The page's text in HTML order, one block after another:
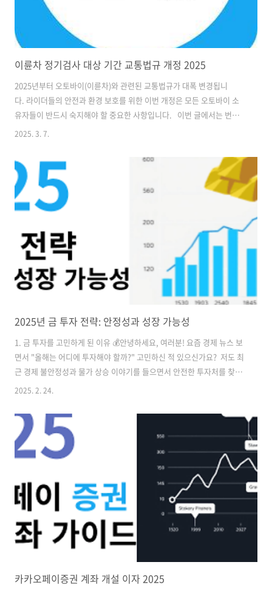
이륜차 정기검사 대상 기간 교통법규 개정 2025
2025년부터 오토바이(이륜차)와 관련된 교통법규가 대폭 변경됩니
다. 라이더들의 안전과 환경 보호를 위한 이번 개정은 모든 오토바이 소
유자들이 반드시 숙지해야 할 중요한 사항입니다. 이번 글에서는 번호
판 제도, 정기검사 의무화, 교통법규 강화 등 주요 변경 사항을 정리해보
이 번호판의 디자인과 규격이 변경됩니다.기존 번호판보다 크기가 커지
며, 야간 시인성을 강화한 반사재질이 사용됩니다.QR코드가 추가되어
도난 및 불법운행 방지 기능이 강화됩니다.번호판 부착 방식도 개선되어
번호판 훼손 및 위조를 방지합니다.🚨 적용 대상:2025년부터 신규 등록
되는 오토바이부터 적용기존 번호판은 그대로 사용 가능하지만, 훼손되
거나 재발급이 필요한 ..
2025. 3. 7.
2025년 금 투자 전략: 안정성과 성장 가능성
1. 금 투자를 고민하게 된 이유 💰안녕하세요, 여러분! 요즘 경제 뉴스 보
면서 "올해는 어디에 투자해야 할까?" 고민하신 적 있으신가요? 저도 최
근 경제 불안정성과 물가 상승 이야기를 들으면서 안전한 투자처를 찾고
있었어요. 그러다 보니 자연스럽게 금 투자에 관심이 생기더라고요. 그
략에 대해 쉽게 정리해보려고 해요! 금이 왜 좋은 투자처인지, 어떤 방법
으로 투자할 수 있는지 함께 알아봐요. 😊2. 2025년 금 투자 전망 🔍많은
전문가들이 2025년에도 금 가격이 상승할 가능성이 높다고 전망하고 있
어요. 이유는 다음과 같아요! ✅ 인플레이션 우려: 물가가 계속 오르면 돈
의 가치가 떨어지는데, 이럴 때 금은 안전한 자산으로..
2025. 2. 24.
카카오페이증권 계좌 개설 이자 2025